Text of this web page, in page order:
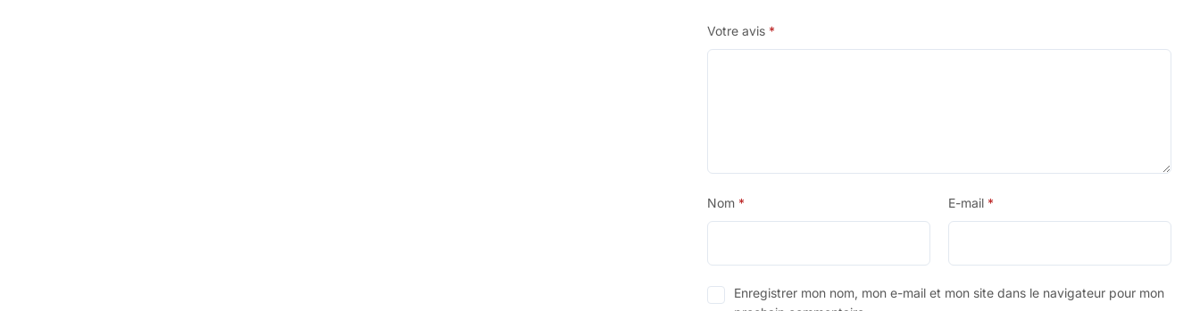
Votre avis *
Nom * E-mail *
Enregistrer mon nom, mon e-mail et mon site dans le navigateur pour mon